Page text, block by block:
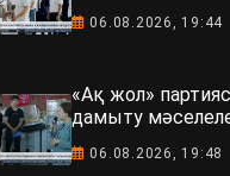
06.08.2026, 19:44
«Ақ жол»
дамыту
06.08.2026, 19:48